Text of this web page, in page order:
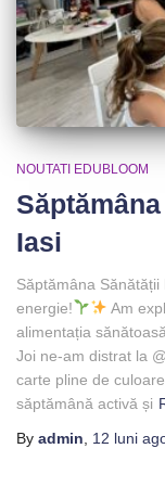
NOUTATI EDUBLOOM
Iasi
Săptămâna
energie!
Am
alimentația
Joi ne-am distrat la
carte pline de
săptămână activă și
By admin 12 luni